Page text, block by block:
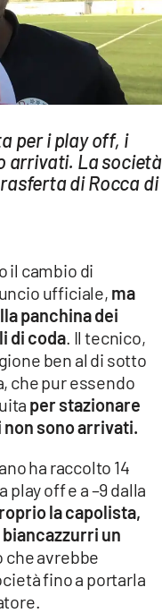
per i play off, i
arrivati. La società
di Rocca di
il cambio di
ufficiale, ma
panchina dei
di coda . Il tecnico,
ben al di sotto
che pur essendo
per stazionare
sono arrivati.
ha raccolto 14
play off e a –9 dalla
la capolista,
un
che avrebbe
fino a portarla